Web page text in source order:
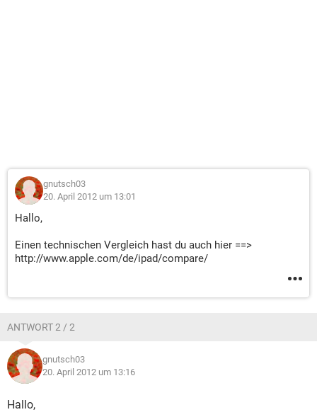
gnutsch03
20. April 2012 um 13:01
Hallo,
Einen technischen Vergleich hast du auch hier ==>
http://www.apple.com/de/ipad/compare/
ANTWORT 2 / 2
gnutsch03
20. April 2012 um 13:16
Hallo,